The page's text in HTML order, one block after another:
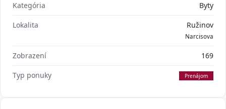
Kategória Byty
Lokalita Ružinov
Narcisova
Zobrazení 169
Typ ponuky Prenájom